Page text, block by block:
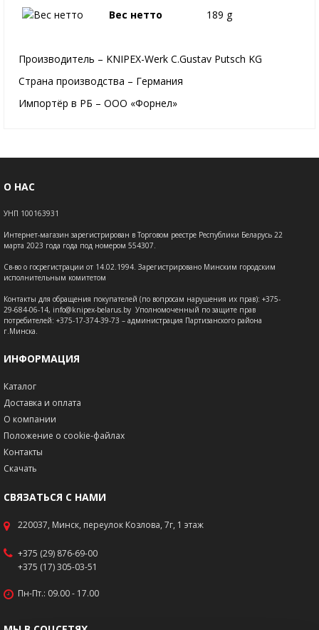
Вес нетто
189 g
Производитель – KNIPEX-Werk C.Gustav Putsch KG
Страна производства – Германия
Импортёр в РБ – ООО «Форнел»
О НАС
УНП 100163931
Интернет-магазин зарегистрирован в Торговом реестре Республики Беларусь 22
марта 2023 года года под номером 554307.
Св-во о госрегистрации от 14.02.1994. Зарегистрировано Минским городским
исполнительным комитетом
Контакты для обращения покупателей (по вопросам нарушения их прав): +375-
29-684-06-14, info@knipex-belarus.by Уполномоченный по защите прав
потребителей: +375-17-374-39-73 – администрация Партизанского района
г.Минска.
ИНФОРМАЦИЯ
Каталог
Доставка и оплата
О компании
Положение о cookie-файлах
Контакты
Скачать
СВЯЗАТЬСЯ С НАМИ
220037, Минск, переулок Козлова, 7г, 1 этаж
+375 (29) 876-69-00
+375 (17) 305-03-51
Пн-Пт.: 09.00 - 17.00